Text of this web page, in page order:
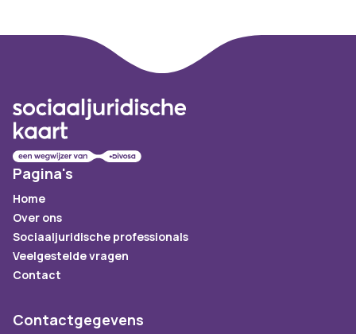
Pagina's
Home
Over ons
Sociaaljuridische professionals
Veelgestelde vragen
Contact
Contactgegevens